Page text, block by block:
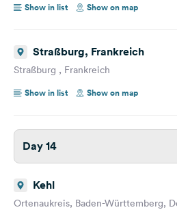
Show in list
Show on map
Straßburg, Frankreich
Straßburg , Frankreich
Show in list
Show on map
Day 14
Kehl
Ortenaukreis, Baden-Württemberg,